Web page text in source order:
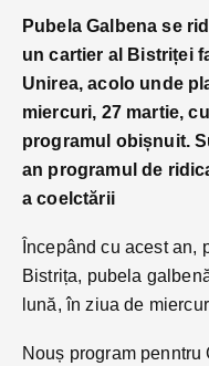
Pubela Galbena se
un cartier al Bistriței
Unirea, acolo unde
miercuri, 27 martie,
programul obișnuit.
an programul de
a coelctării
Începând cu acest an,
Bistrița, pubela
lună, în ziua de
Nouș program